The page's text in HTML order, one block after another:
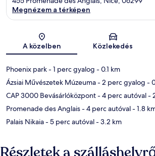
Térkép
Megnézem a térképen
A közelben Közlekedés
Phoenix park- 1 perc gyalog - 0.1 km
Ázsiai Művészetek Múzeuma- 2 perc gyalog -
CAP 3000 Bevásárlóközpont- 4 perc autóval-
Promenade des Anglais- 4 perc autóval- 1.8
Palais Nikaia- 5 perc autóval- 3.2 km